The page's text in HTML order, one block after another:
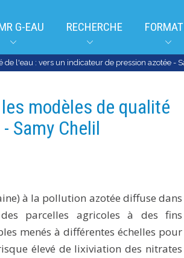
G-EAU RECHERCHE
l'eau : vers un indicateur de pression azotée -
modèles de qualité
Samy Chelil
à la pollution azotée diffuse dans
parcelles agricoles à des fins
menés à différentes échelles pour
élevé de lixiviation des nitrates